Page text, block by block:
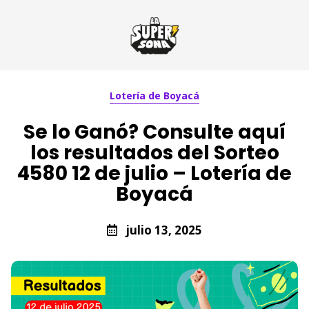
Lotería de Boyacá
Se lo Ganó? Consulte aquí
los resultados del Sorteo
4580 12 de julio – Lotería de
Boyacá
julio 13, 2025